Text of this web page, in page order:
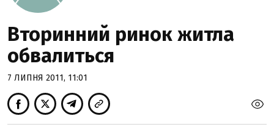
Вторинний ринок житла
обвалиться
7 ЛИПНЯ 2011, 11:01